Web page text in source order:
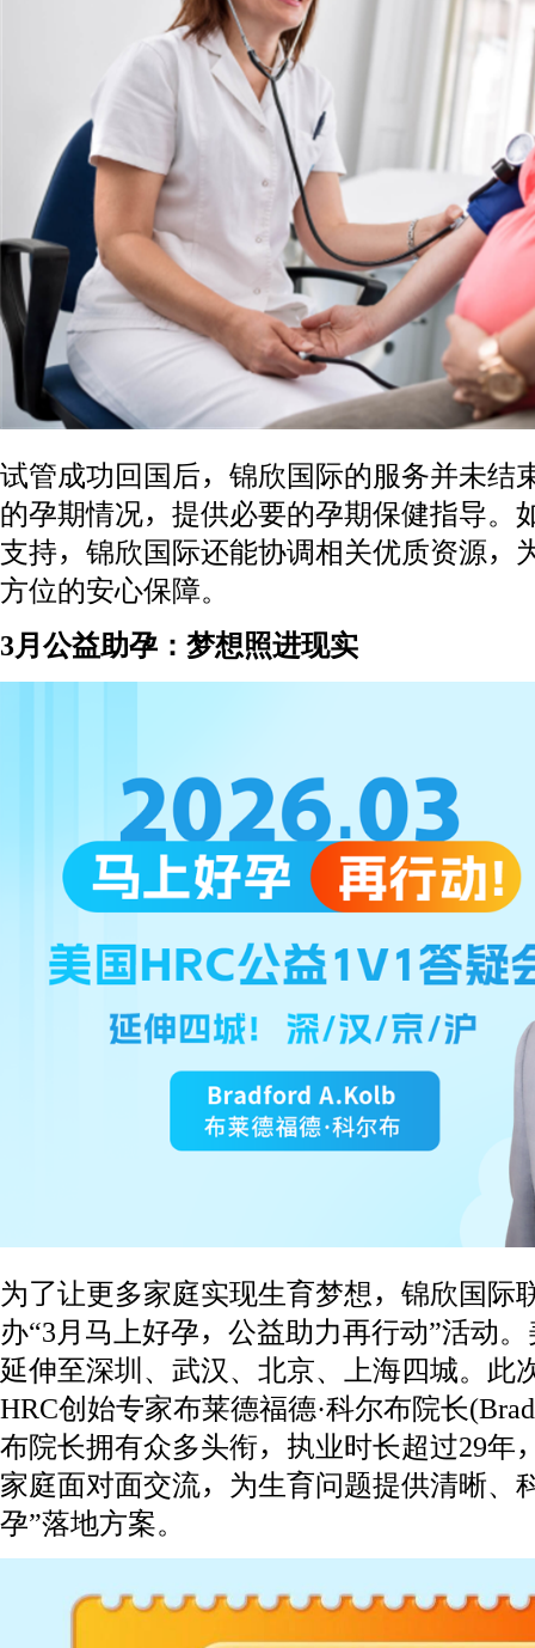
试管成功回国后，锦欣国际的服务并未结
的孕期情况，提供必要的孕期保健指导。
支持，锦欣国际还能协调相关优质资源，
方位的安心保障。
3月公益助孕：梦想照进现实
为了让更多家庭实现生育梦想，锦欣国际
办“3月马上好孕，公益助力再行动”活动
延伸至深圳、武汉、北京、上海四城。此
HRC创始专家布莱德福德·科尔布院长
布院长拥有众多头衔，执业时长超过29年
家庭面对面交流，为生育问题提供清晰、
孕”落地方案。